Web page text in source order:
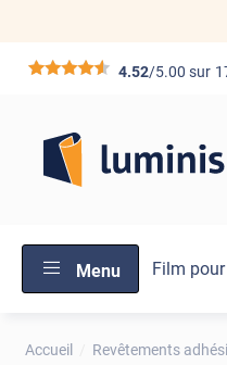
*****4.52/5.00 sur
Menu Film
Accueil Revêtements